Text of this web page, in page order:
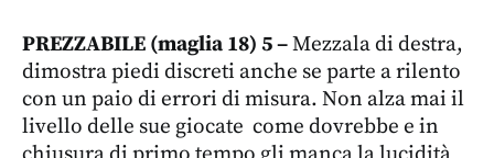
PREZZABILE (maglia 18) 5 –Mezzala di destra,
dimostra piedi discreti anche se parte a rilento
con un paio di errori di misura. Non alza mai il
livello delle sue giocate come dovrebbe e in